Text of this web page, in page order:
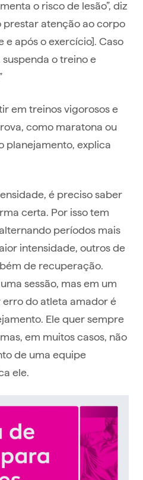
o risco de lesão”, diz
prestar atenção ao corpo
e após o exercício]. Caso
o treino e
em treinos vigorosos e
como maratona ou
planejamento, explica
é preciso saber
certa. Por isso tem
períodos mais
intensidade, outros de
de recuperação.
sessão, mas em um
do atleta amador é
Ele quer sempre
em muitos casos, não
de uma equipe
ele.